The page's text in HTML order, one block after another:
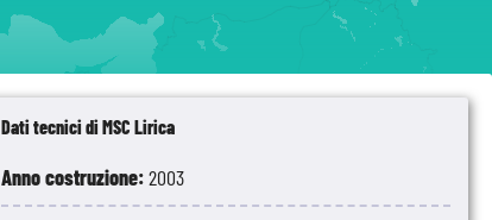
Dati tecnici di MSC Lirica
Anno costruzione:2003